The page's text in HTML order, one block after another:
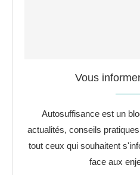
Vous
Autosuffisance est un
actualités, conseils
tout ceux qui souhaitent
face aux